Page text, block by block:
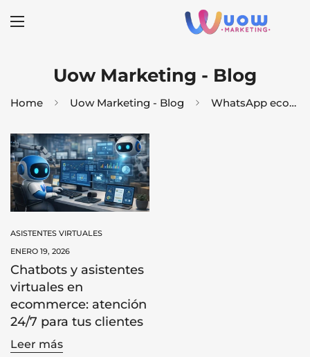
Uow Marketing - Blog
Home Uow Marketing - Blog WhatsApp ecommerce
ASISTENTES VIRTUALES
ENERO 19, 2026
Chatbots y asistentes
virtuales en
ecommerce: atención
24/7 para tus clientes
Leer más